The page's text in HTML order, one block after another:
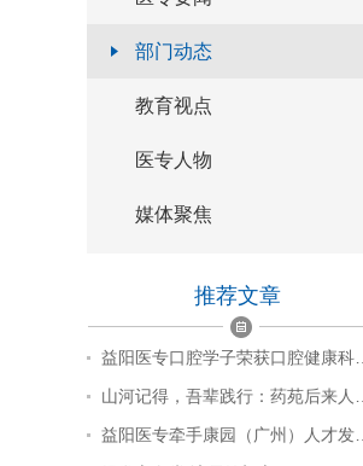
部门动态
教育视点
医专人物
媒体聚焦
推荐文章
益阳医专口腔学子荣获口腔健康科…
山河记得，吾辈践行：药苑后来人…
益阳医专牵手康园（广州）人才发…